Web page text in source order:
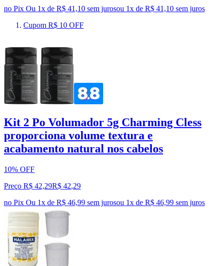
no Pix Ou 1x de R$ 41,10 sem jurosou 1x de R$ 41,10 sem juros
Cupom R$ 10 OFF
Kit 2 Po Volumador 5g Charming Cless
proporciona volume textura e
acabamento natural nos cabelos
10% OFF
Preço R$ 42,29R$ 42,29
no Pix Ou 1x de R$ 46,99 sem jurosou 1x de R$ 46,99 sem juros